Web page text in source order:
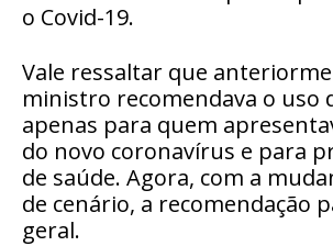
o Covid-19.
Vale ressaltar que
ministro recomendava o uso
apenas para quem
do novo coronavírus e para
de saúde. Agora, com a
de cenário, a recomendação
geral.